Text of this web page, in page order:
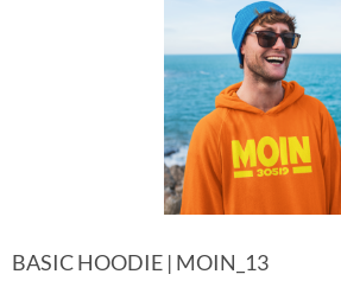
BASIC HOODIE | MOIN_13